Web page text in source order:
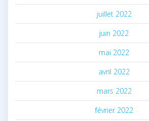
juillet 2022
juin 2022
mai 2022
avril 2022
mars 2022
février 2022